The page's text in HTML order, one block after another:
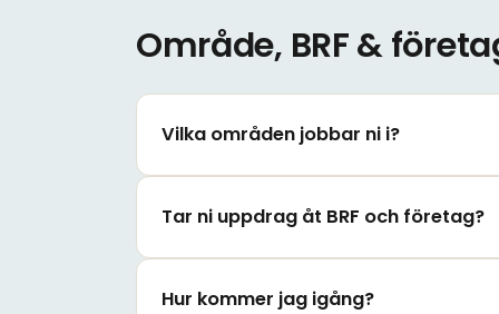
Område, BRF &
Vilka områden jobbar ni i?
Tar ni uppdrag åt BRF och företag?
Hur kommer jag igång?